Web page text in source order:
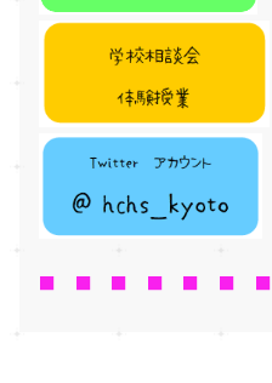
■ ■ ■ ■ ■ ■ ■